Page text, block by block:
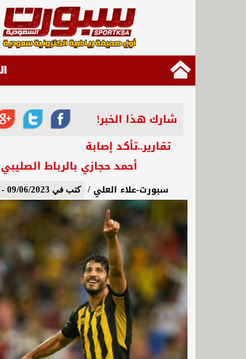
شارك هذا الخبر!
تقارير..تأكد إصابة
أحمد حجازي بالرباط الصليبي
سبورت-علاء العلي / كتب في 09/06/2023 - 8:22 م